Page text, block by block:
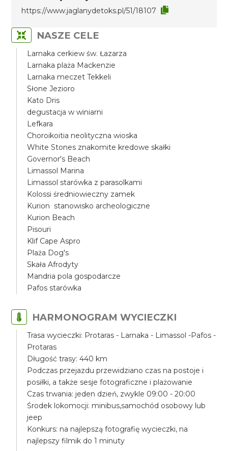
https://www.jaglanydetoks.pl/51/18107
NASZE CELE
Larnaka cerkiew św. Łazarza
Larnaka plaża Mackenzie
Larnaka meczet Tekkeli
Słone Jezioro
Kato Dris
degustacja w winiarni
Lefkara
Choroikoitia neolityczna wioska
White Stones znakomite kredowe skałki
Governor's Beach
Limassol Marina
Limassol starówka z parasolkami
Kolossi średniowieczny zamek
Kurion stanowisko archeologiczne
Kurion Beach
Pisouri
Klif Cape Aspro
Plaża Dog's
Skała Afrodyty
Mandria pola gospodarcze
Pafos starówka
HARMONOGRAM WYCIECZKI
Trasa wycieczki: Protaras - Larnaka - Limassol -Pafos -
Protaras
Długość trasy: 440 km
Podczas przejazdu przewidziano czas na postoje i
posiłki, a także sesje fotograficzne i plażowanie
Czas trwania: jeden dzień, zwykle 09:00 - 20:00
Środek lokomocji: minibus,samochód osobowy lub
jeep
Konkurs: na najlepszą fotografię wycieczki, na
najlepszy filmik do 1 minuty